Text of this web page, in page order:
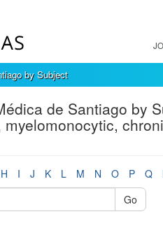
by Subject
de Santiago by
H I J K L M N O P Q
Go